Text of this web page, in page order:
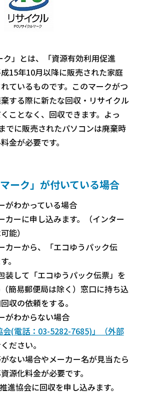
ク」とは、「資源有効利用促進
15年10月以降に販売された家庭
ているものです。このマークがつ
する際に新たな回収・リサイクル
ことなく、回収できます。よっ
でに販売されたパソコンは廃棄時
金が必要です。
ーク」が付いている場合
がわかっている場合
カーに申し込みます。（インター
能）
カーから、「エコゆうパック伝
。
装して「エコゆうパック伝票」を
簡易郵便局は除く）窓口に持ち込
収の依頼をする。
がわからない場合
会(電話：03-5282-7685)」（外部
ださい。
ない場合やメーカー名が見当たら
源化料金が必要です。
進協会に回収を申し込みます。